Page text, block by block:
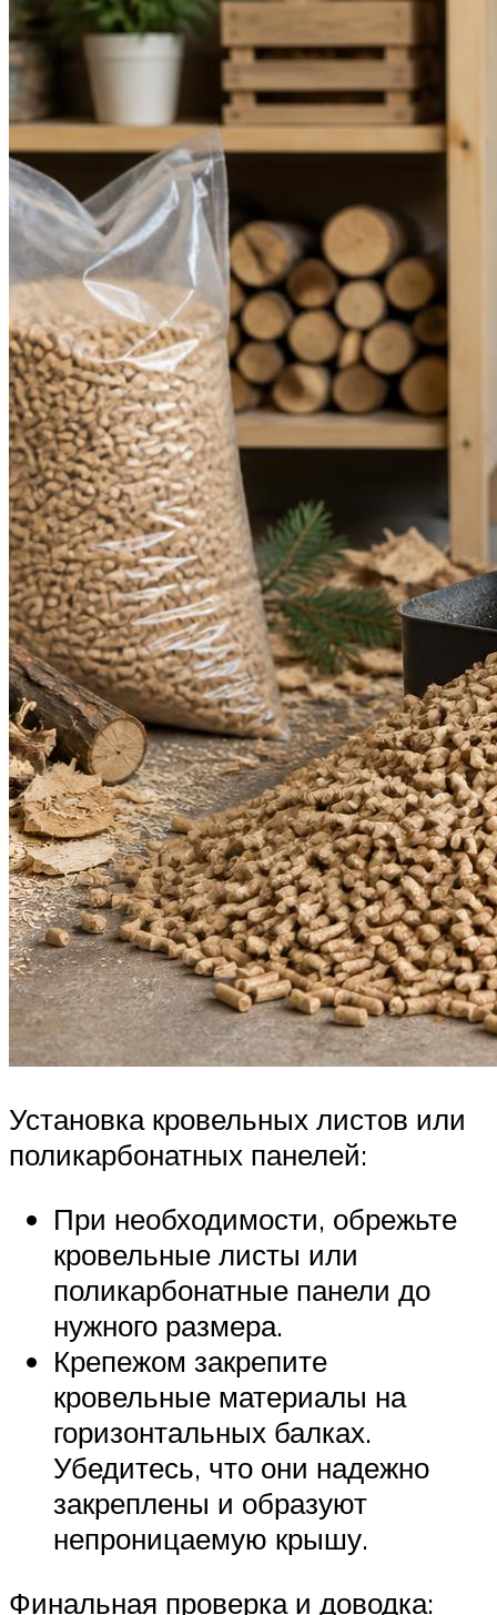
Установка кровельных листов или
поликарбонатных панелей:
При необходимости, обрежьте
кровельные листы или
поликарбонатные панели до
нужного размера.
Крепежом закрепите
кровельные материалы на
горизонтальных балках.
Убедитесь, что они надежно
закреплены и образуют
непроницаемую крышу.
Финальная проверка и доводка: